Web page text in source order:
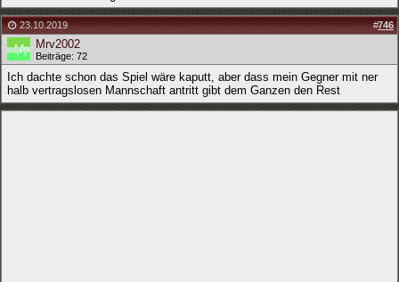
23.10.2019 #746
Mrv2002
Beiträge: 72
Ich dachte schon das Spiel wäre kaputt, aber dass mein Gegner mit ner
halb vertragslosen Mannschaft antritt gibt dem Ganzen den Rest